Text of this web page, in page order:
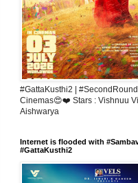
#GattaKusthi2 |
Cinemas😍❤️ Stars : Vishnuu
Aishwarya
Internet is flooded with
#GattaKusthi2